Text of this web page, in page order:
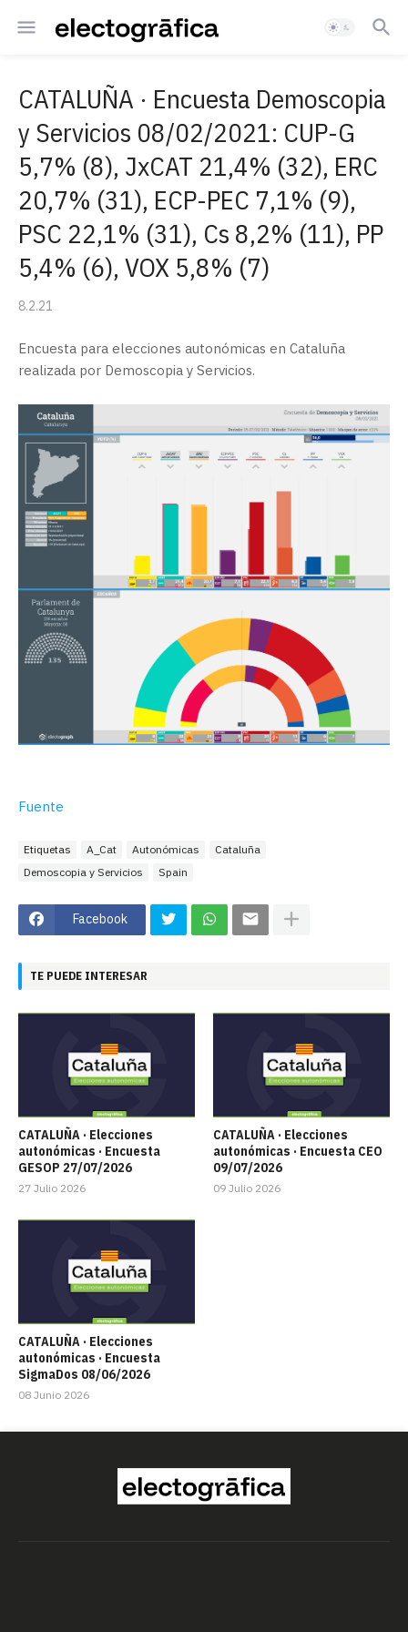
CATALUÑA · Encuesta Demoscopia
y Servicios 08/02/2021: CUP-G
5,7% (8), JxCAT 21,4% (32), ERC
20,7% (31), ECP-PEC 7,1% (9),
PSC 22,1% (31), Cs 8,2% (11), PP
5,4% (6), VOX 5,8% (7)
8.2.21
Encuesta para elecciones autonómicas en Cataluña
realizada por Demoscopia y Servicios.
Fuente
Etiquetas A_Cat Autonómicas
Cataluña
Demoscopia y Servicios
Spain
Facebook
TE PUEDE INTERESAR
CATALUÑA · Elecciones
autonómicas · Encuesta
GESOP 27/07/2026
27 Julio 2026
CATALUÑA · Elecciones
autonómicas · Encuesta CEO
09/07/2026
09 Julio 2026
CATALUÑA · Elecciones
autonómicas · Encuesta
SigmaDos 08/06/2026
08 Junio 2026